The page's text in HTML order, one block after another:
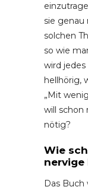
sie genau
solchen
so wie
wird
hellhörig,
„Mit
will schon
nötig?
Wie
nervige
Das Buch